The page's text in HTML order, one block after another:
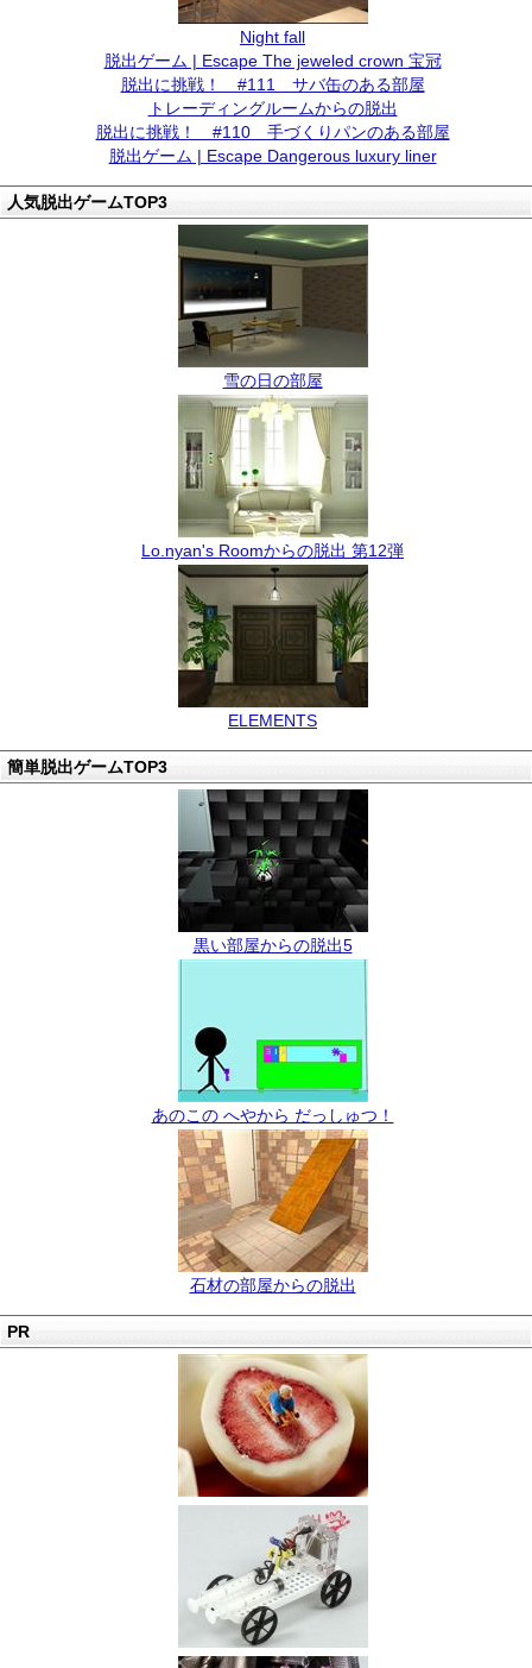
Night fall
脱出ゲーム | Escape The jeweled crown 宝冠
脱出に挑戦！ #111 サバ缶のある部屋
トレーディングルームからの脱出
脱出に挑戦！ #110 手づくりパンのある部屋
脱出ゲーム | Escape Dangerous luxury liner
人気脱出ゲームTOP3
雪の日の部屋
Lo.nyan's Roomからの脱出 第12弾
ELEMENTS
簡単脱出ゲームTOP3
黒い部屋からの脱出5
あのこの へやから だっしゅつ！
石材の部屋からの脱出
PR